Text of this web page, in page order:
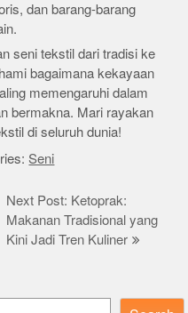
dan barang-barang
seni tekstil dari tradisi ke
bagaimana kekayaan
memengaruhi dalam
bermakna. Mari rayakan
di seluruh dunia!
Seni
Next Post: Ketoprak:
Makanan Tradisional yang
Kini Jadi Tren Kuliner